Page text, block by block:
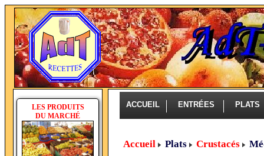
LES PRODUITS
DU MARCHÉ
ACCUEIL ENTRÉES PLATS
Accueil Plats Crustacés